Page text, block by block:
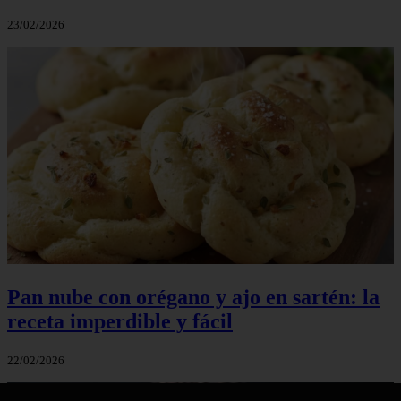
23/02/2026
Pan nube con orégano y ajo en sartén: la
receta imperdible y fácil
22/02/2026